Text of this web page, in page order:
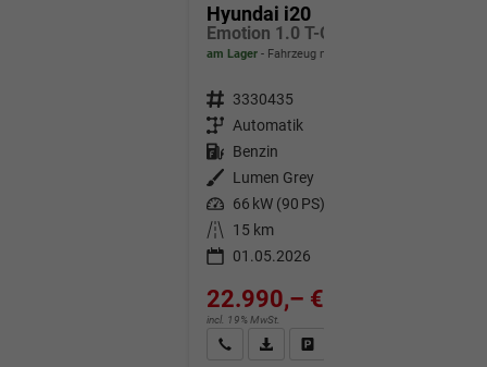
Hyundai i20
am Lager Fahrzeug mit Tageszulassung
Fahrzeugnr. 3330435
Getriebe Automatik
Kraftstoff Benzin
Außenfarbe
Lumen Grey
Leistung 66 kW (90 PS)
Kilometerstand
15 km
01.05.2026
22.990,– €
incl. 19% MwSt.
Wir rufen Sie anFahrzeugexposé (PDF)